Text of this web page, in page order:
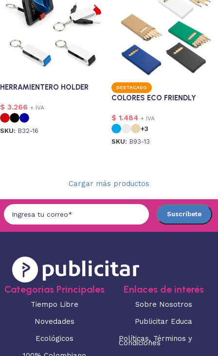
HERRAMIENTERO HOLDER
$ 3.266 + IVA
SKU: B32-16
DESTACADO
COLORES ECO FRIENDLY
$ 1.484 + IVA
+3
SKU: B93-13
Cargar más productos
Categorias Principales
Tiempo Libre
Novedades
Ecológicos
Enlaces de interés
Sobre Nosotros
Publicitar Educa
Políticas, Términos y
Condiciones